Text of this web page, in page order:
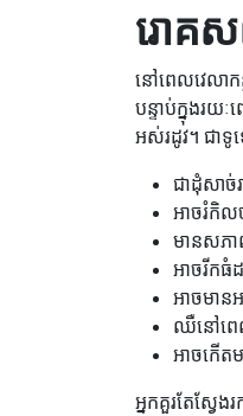
រោគស
នៅពេលវេលាក
បន្ទាប់ក្នុងរយ
អស់រដូវ។ ជាទូ
ជាដុំសា
អាចរំកិល
មានសភ
អាចរីក
អាចមា
ឈឺនៅពេ
អាចកើត
អ្នកគួរតែស្វែ